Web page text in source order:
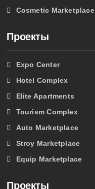
Cosmetic Marketplace
Проекты
Expo Center
Hotel Complex
Elite Apartments
Tourism Complex
Auto Marketplace
Stroy Marketplace
Equip Marketplace
Проекты